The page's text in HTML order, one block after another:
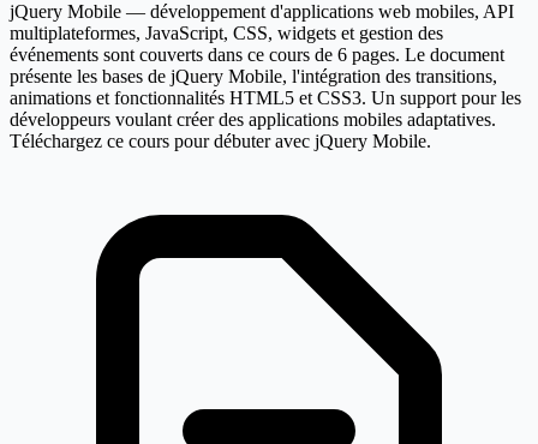
jQuery Mobile — développement d'applications web mobiles, API
multiplateformes, JavaScript, CSS, widgets et gestion des
événements sont couverts dans ce cours de 6 pages. Le document
présente les bases de jQuery Mobile, l'intégration des transitions,
animations et fonctionnalités HTML5 et CSS3. Un support pour les
développeurs voulant créer des applications mobiles adaptatives.
Téléchargez ce cours pour débuter avec jQuery Mobile.